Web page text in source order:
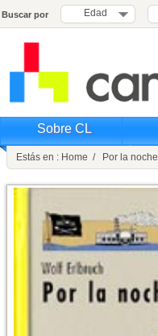
Buscar por Edad
Sobre CL
Estás en : Home / Por la noche